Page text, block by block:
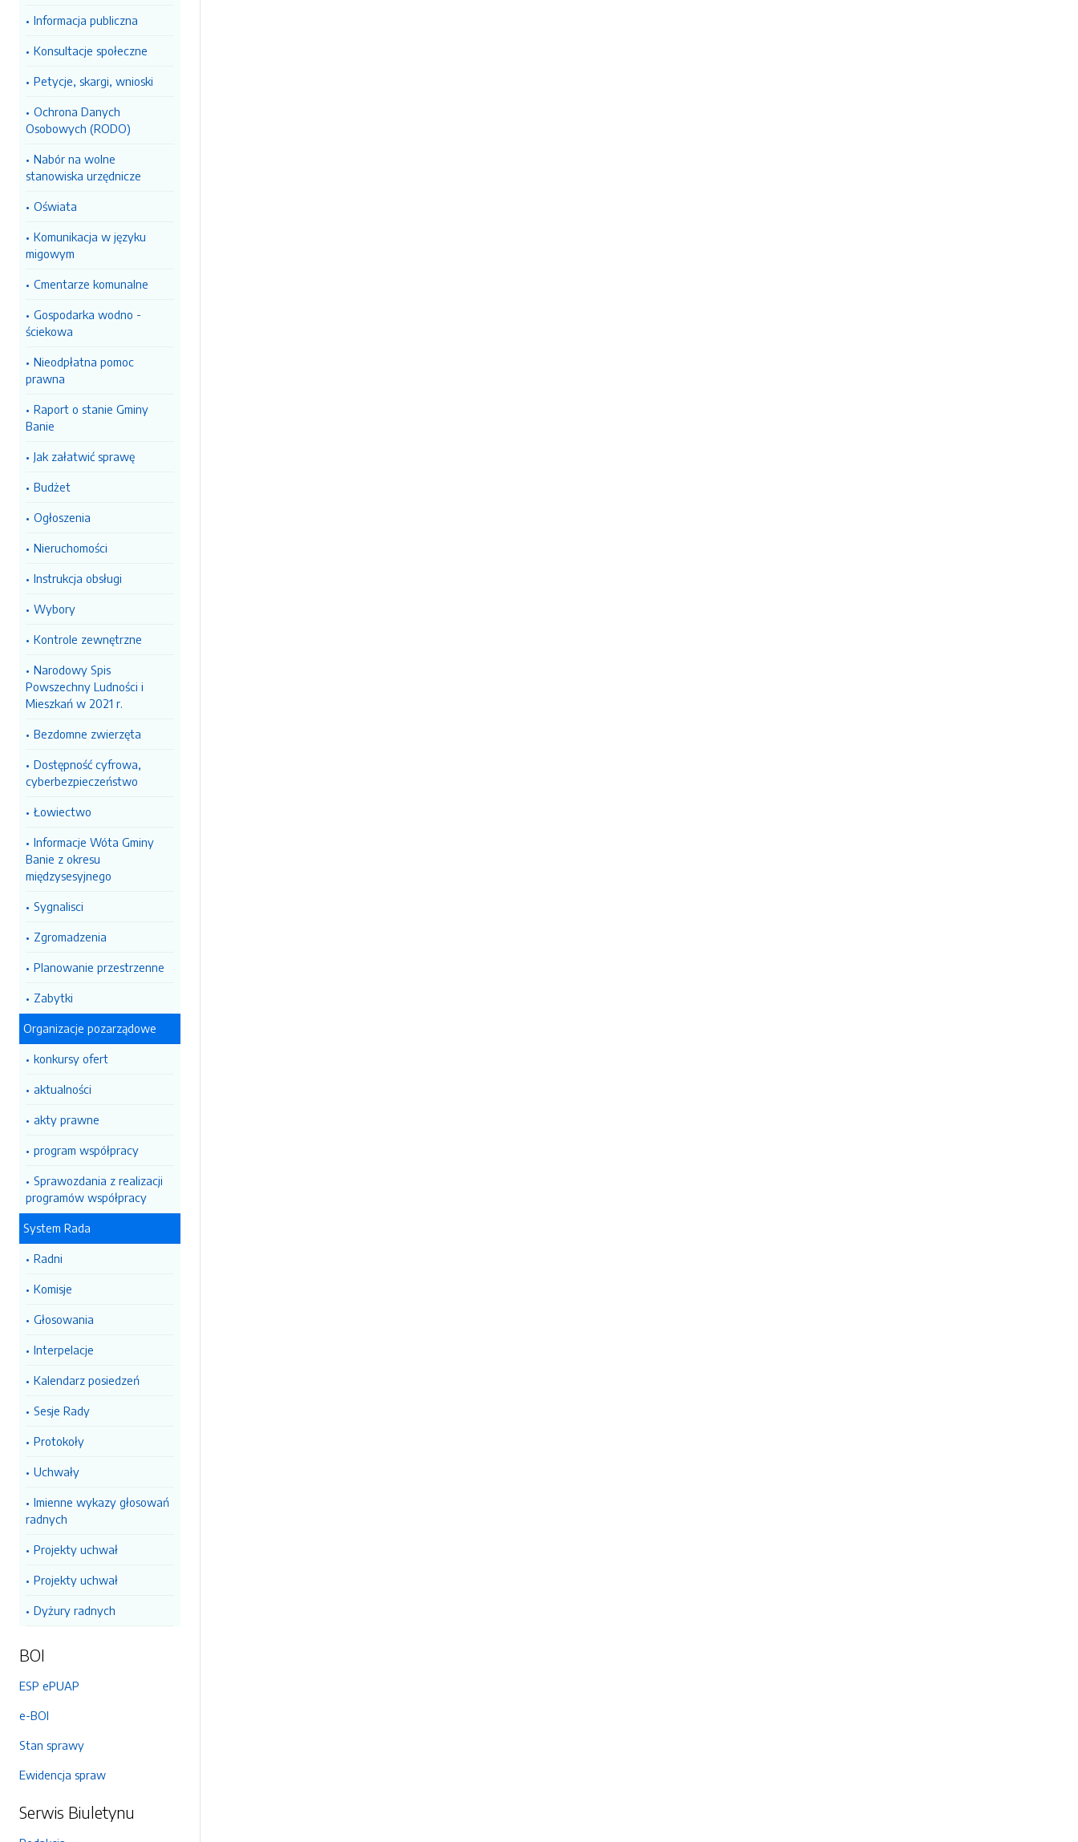
Informacja publiczna
Konsultacje społeczne
Petycje, skargi, wnioski
Ochrona Danych
Osobowych (RODO)
Nabór na wolne
stanowiska urzędnicze
Oświata
Komunikacja w języku
migowym
Cmentarze komunalne
Gospodarka wodno -
ściekowa
Nieodpłatna pomoc
prawna
Raport o stanie Gminy
Banie
Jak załatwić sprawę
Budżet
Ogłoszenia
Nieruchomości
Instrukcja obsługi
Wybory
Kontrole zewnętrzne
Narodowy Spis
Powszechny Ludności i
Mieszkań w 2021 r.
Bezdomne zwierzęta
Dostępność cyfrowa,
cyberbezpieczeństwo
Łowiectwo
Informacje Wóta Gminy
Banie z okresu
międzysesyjnego
Sygnalisci
Zgromadzenia
Planowanie przestrzenne
Zabytki
Organizacje pozarządowe
konkursy ofert
aktualności
akty prawne
program współpracy
Sprawozdania z realizacji
programów współpracy
System Rada
Radni
Komisje
Głosowania
Interpelacje
Kalendarz posiedzeń
Sesje Rady
Protokoły
Uchwały
Imienne wykazy głosowań
radnych
Projekty uchwał
Projekty uchwał
Dyżury radnych
BOI
ESP ePUAP
e-BOI
Stan sprawy
Ewidencja spraw
Serwis Biuletynu